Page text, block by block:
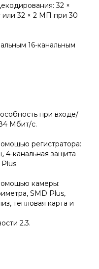
32 ×
или 32 × 2 МП при 30
16-канальным
при входе/
Мбит/с.
регистратора:
4-канальная защита
камеры:
SMD Plus,
тепловая карта и
2.3.